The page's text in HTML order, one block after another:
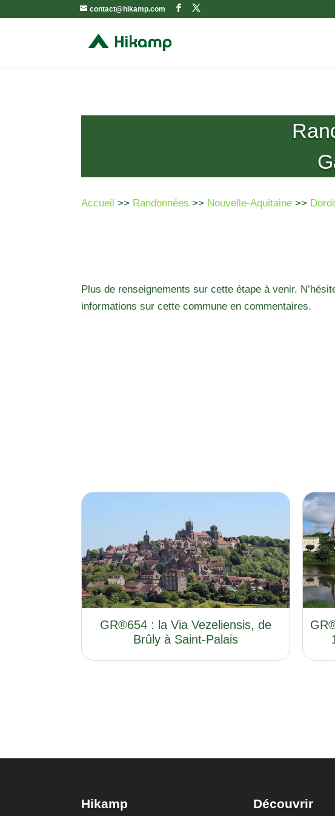
contact@hikamp.com
Accueil >> Randonnées >> Nouvelle-Aquitaine >>
Plus de renseignements sur cette étape à venir.
informations sur cette commune en commentaires.
GR®654 : la Via Vezeliensis, de
Brûly à Saint-Palais
Hikamp Découvrir